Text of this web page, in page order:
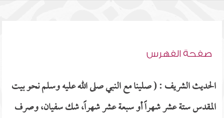
صفحة الفهرس
الحديث الشريف : ( صلينا مع النبي صلى الله عليه وسلم نحو بيت
المقدس ستة عشر شهراً أو سبعة عشر شهراً، شك سفيان، وصرف